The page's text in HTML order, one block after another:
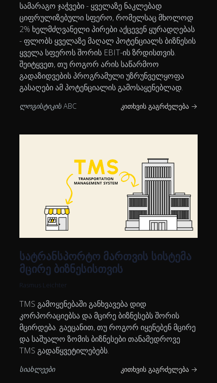
სამარაგო ჯაჭვები - ყველაზე ნაკლებად
ციფრულიზებული სფერო, რომელსაც მხოლოდ
2% ხელმძღვანელი პირები აქცევენ ყურადღებას
- ფლობს ყველაზე მაღალ პოტენციალს ბიზნესის
ყველა სფეროს შორის EBIT-ის ზრდისთვის.
შეიტყვეთ, თუ როგორ არის საწარმოო
გადაზიდვების პროგრამული უზრუნველყოფა
გასაღები ამ პოტენციალის გამოსაყენებლად.
ლოგისტიკის ABC კითხვის გაგრძელება →
სატრანსპორტო მართვის სისტემა
მცირე ბიზნესისთვის
Rasmus Leichter
TMS გამოყენებაში განხვავება დიდ
კორპორაციებსა და მცირე ბიზნესებს შორის
მცირდება. გაეცანით, თუ როგორ იყენებენ მცირე
და საშუალო ზომის ბიზნესები თანამედროვე
TMS გადაწყვეტილებებს.
სიახლეები კითხვის გაგრძელება →